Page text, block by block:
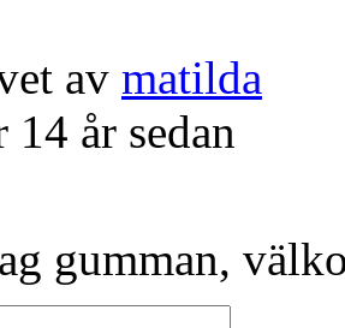
av matilda
14 år sedan
gumman,